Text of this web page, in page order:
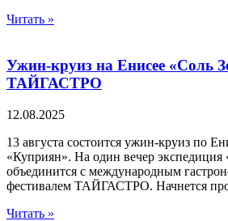
Читать »
Ужин-круиз на Енисее «Соль
ТАЙГАСТРО
12.08.2025
13 августа состоится ужин-круиз по
«Куприян». На один вечер экспедиция
объединится с международным
фестивалем ТАЙГАСТРО. Начнется
Читать »